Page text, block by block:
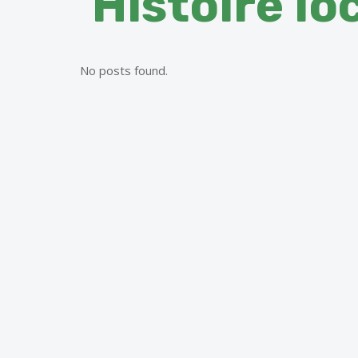
No posts found.